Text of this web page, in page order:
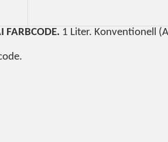
FARBCODE. 1 Liter. Konventionell